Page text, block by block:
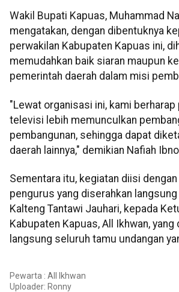
Wakil Bupati Kapuas, Muhammad
mengatakan, dengan dibentuknya
perwakilan Kabupaten Kapuas ini,
memudahkan baik siaran maupun
pemerintah daerah dalam misi
"Lewat organisasi ini, kami
televisi lebih memunculkan
pembangunan, sehingga dapat
daerah lainnya," demikian Nafiah
Sementara itu, kegiatan diisi
pengurus yang diserahkan langsung
Kalteng Tantawi Jauhari, kepada
Kabupaten Kapuas, All Ikhwan, yang
langsung seluruh tamu undangan
Pewarta : All Ikhwan
Uploader: Ronny